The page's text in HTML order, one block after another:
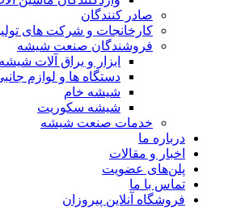
صادر کنندگان
کارخانجات و شرکت های
فروشندگان صنعت شیشه
ابزار و یراق آلات شیشه
دستگاه ها و لوازم
شیشه خام
شیشه سکوریت
خدمات صنعت شیشه
درباره ما
اخبار و مقالات
پلن‌های عضویت
تماس با ما
فروشگاه آنلاین پیروزان